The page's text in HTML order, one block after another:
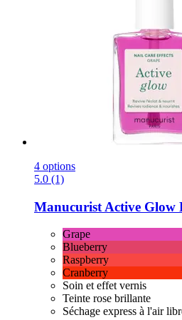
4 options
5.0 (1)
Manucurist Active Glow
Grape
Blueberry
Raspberry
Cranberry
Soin et effet vernis
Teinte rose brillante
Séchage express à l'air